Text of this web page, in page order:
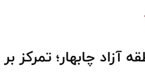
آزاد چابهار؛ تمرکز بر